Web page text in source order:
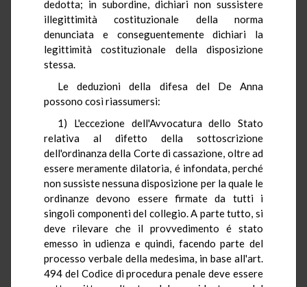
dedotta; in subordine, dichiari non sussistere
illegittimità costituzionale della norma
denunciata e conseguentemente dichiari la
legittimità costituzionale della disposizione
stessa.
Le deduzioni della difesa del De Anna
possono così riassumersi:
1) L'eccezione dell'Avvocatura dello Stato
relativa al difetto della sottoscrizione
dell'ordinanza della Corte di cassazione, oltre ad
essere meramente dilatoria, é infondata, perché
non sussiste nessuna disposizione per la quale le
ordinanze devono essere firmate da tutti i
singoli componenti del collegio. A parte tutto, si
deve rilevare che il provvedimento é stato
emesso in udienza e quindi, facendo parte del
processo verbale della medesima, in base all'art.
494 del Codice di procedura penale deve essere